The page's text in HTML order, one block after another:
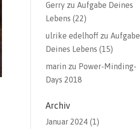
Gerry zuAufgabe Deines
Lebens (22)
ulrike edelhoff zuAufgabe
Deines Lebens (15)
marin zu Power-Minding-
Days 2018
Archiv
Januar 2024 (1)